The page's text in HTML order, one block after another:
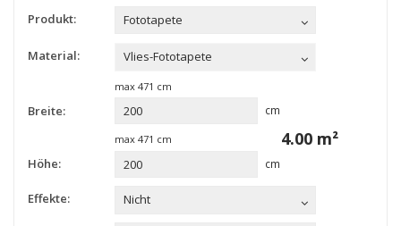
Produkt: Fototapete
Material: Vlies-Fototapete
max 471 cm
Breite: cm
max 471 cm
Höhe: cm
4.00 m²
Effekte: Nicht